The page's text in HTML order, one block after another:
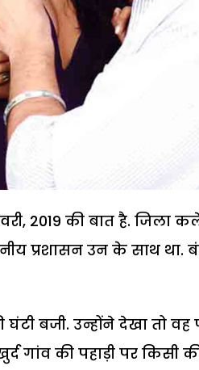
2019 की बात है. जिला
प्रशासन उन के साथ था.
बजी. उन्होंने देखा तो वह
गांव की पहाड़ी पर किसी